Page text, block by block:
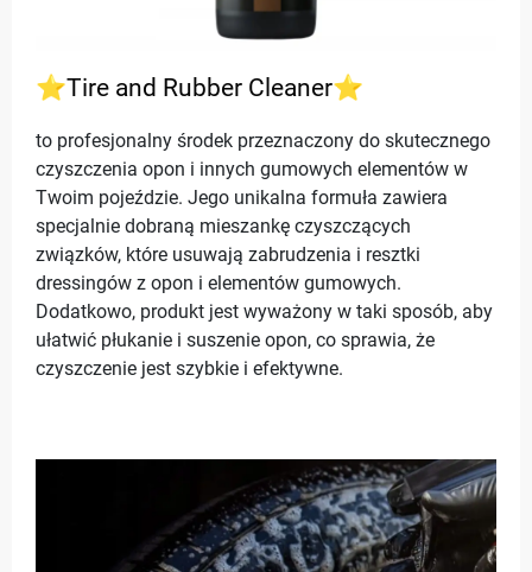
⭐Tire and Rubber Cleaner⭐
to profesjonalny środek przeznaczony do skutecznego
czyszczenia opon i innych gumowych elementów w
Twoim pojeździe. Jego unikalna formuła zawiera
specjalnie dobraną mieszankę czyszczących
związków, które usuwają zabrudzenia i resztki
dressingów z opon i elementów gumowych.
Dodatkowo, produkt jest wyważony w taki sposób, aby
ułatwić płukanie i suszenie opon, co sprawia, że
czyszczenie jest szybkie i efektywne.